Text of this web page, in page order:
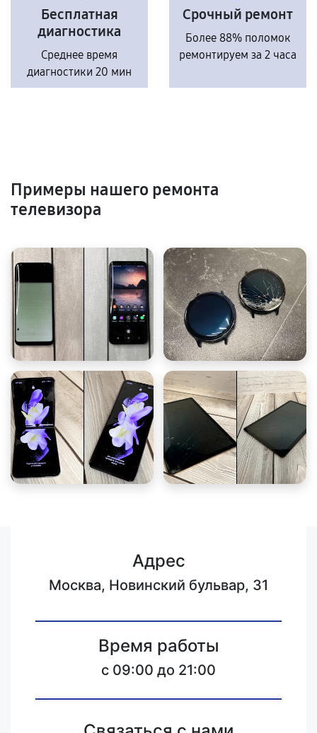
Бесплатная
диагностика
Среднее время
диагностики 20 мин
Срочный ремонт
Более 88% поломок
ремонтируем за 2 часа
Примеры нашего ремонта
телевизора
Адрес
Москва, Новинский бульвар, 31
Время работы
c 09:00 до 21:00